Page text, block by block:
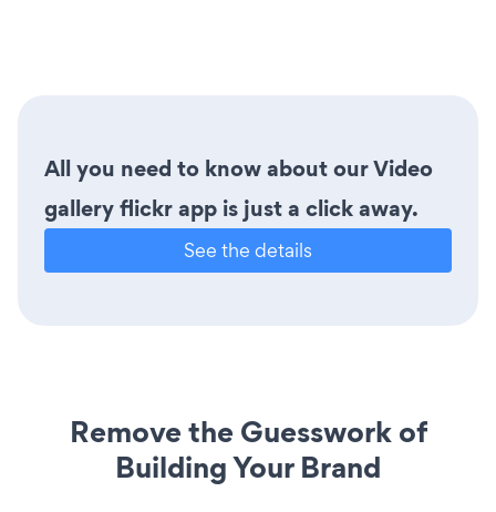
All you need to know about our Video
gallery flickr app is just a click away.
See the details
Remove the Guesswork of
Building Your Brand